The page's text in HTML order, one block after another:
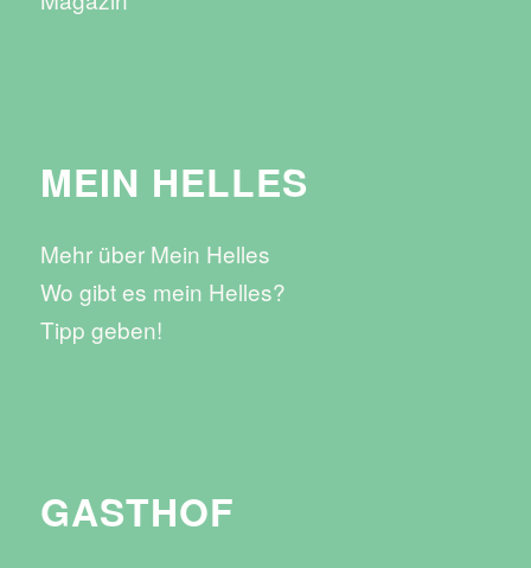
MEIN HELLES
Mehr über Mein Helles
Wo gibt es mein Helles?
Tipp geben!
GASTHOF